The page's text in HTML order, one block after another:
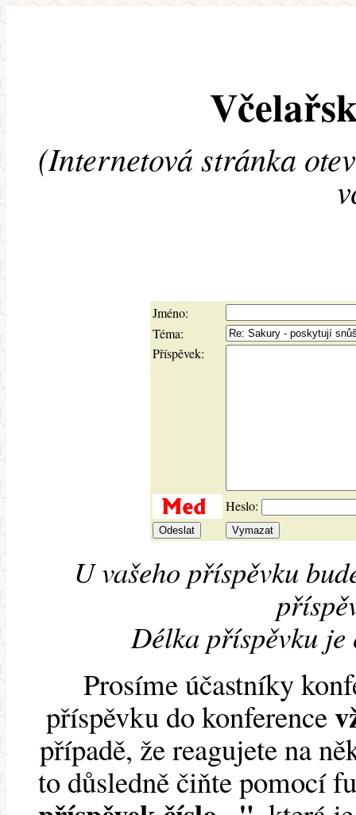
(Internetová stránka
Jméno:
Téma:
Příspěvek:
Heslo:
U vašeho příspěvku
Délka příspěvku je
Prosíme účastníky
příspěvku do konference
případě, že reagujete na
to důsledně čiňte pomocí